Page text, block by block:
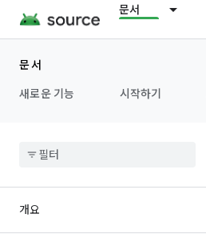
문서
문서
새로운 기능
시작하기
개요